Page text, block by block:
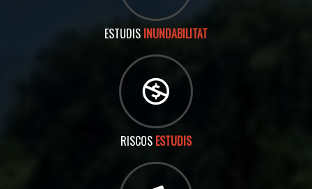
ESTUDIS INUNDABILITAT
RISCOS ESTUDIS